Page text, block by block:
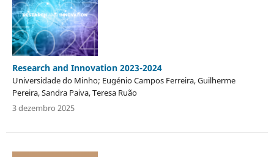
Research and Innovation 2023-2024
Universidade do Minho; Eugénio Campos Ferreira, Guilherme
Pereira, Sandra Paiva, Teresa Ruão
3 dezembro 2025